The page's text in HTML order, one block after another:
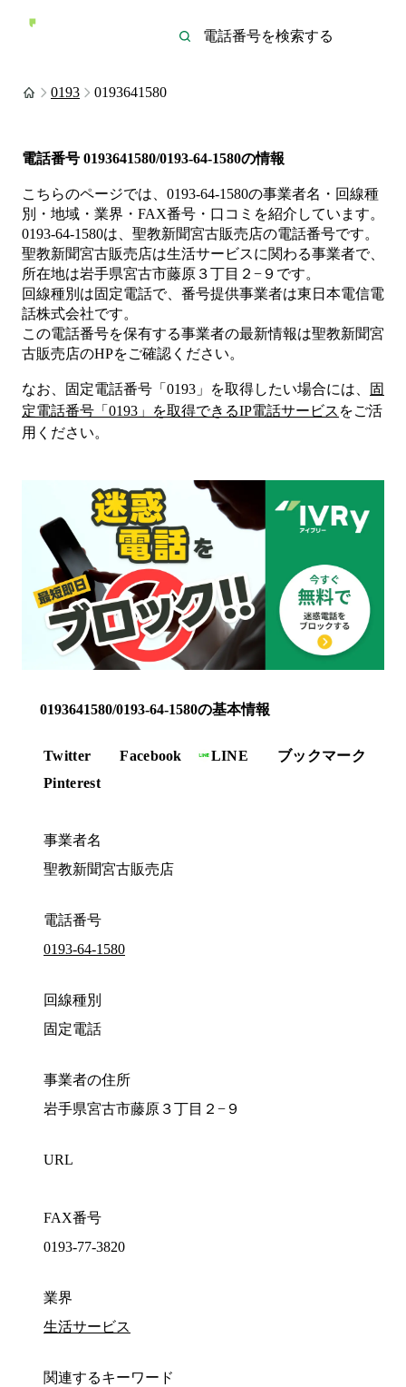
0193 0193641580
電話番号 0193641580/0193-64-1580の情報
こちらのページでは、 0193-64-1580の事業者名・回線種
別・地域・業界・FAX番号・口コミを紹介しています。
0193-64-1580は、 聖教新聞宮古販売店の電話番号です。
聖教新聞宮古販売店は生活サービスに関わる事業者で、
所在地は岩手県宮古市藤原３丁目２−９ です。
回線種別は固定電話で、番号提供事業者は東日本電信電
話株式会社です。
この電話番号を保有する事業者の最新情報は聖教新聞宮
古販売店のHPをご確認ください。
なお、固定電話番号「 0193 」を取得したい場合には、
固
定電話番号「 0193 」を取得できるIP電話サービス をご活
用ください。
0193641580/0193-64-1580の基本情報
Twitter Facebook LINE
ブックマーク
Pinterest
事業者名
聖教新聞宮古販売店
電話番号
0193-64-1580
回線種別
固定電話
事業者の住所
岩手県宮古市藤原３丁目２−９
URL
FAX番号
0193-77-3820
業界
生活サービス
関連するキーワード